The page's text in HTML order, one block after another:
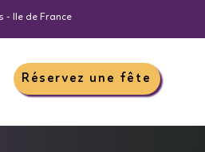
- Ile de France
Réservez une fête